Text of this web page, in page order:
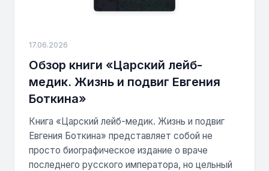
17.06.2026
Обзор книги «Царский лейб-
медик. Жизнь и подвиг Евгения
Боткина»
Книга «Царский лейб-медик. Жизнь и подвиг
Евгения Боткина» представляет собой не
просто биографическое издание о враче
последнего русского императора, но цельный